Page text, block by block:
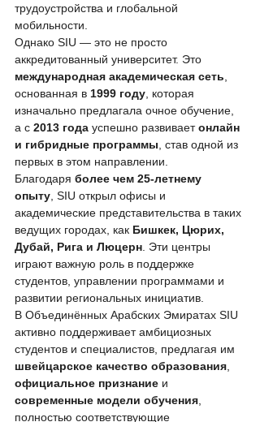
трудоустройства и глобальной
мобильности.
Однако SIU — это не просто
аккредитованный университет. Это
международная академическая сеть
основанная в 1999 году , которая
изначально предлагала очное обучение,
а с 2013 года успешно развивает онлайн
и гибридные программы , став одной из
первых в этом направлении.
Благодаря более чем 25-летнему
опыту , SIU открыл офисы и
академические представительства в таких
ведущих городах, как Бишкек, Цюрих,
Дубай, Рига и Люцерн . Эти центры
играют важную роль в поддержке
студентов, управлении программами и
развитии региональных инициатив.
В Объединённых Арабских Эмиратах SIU
активно поддерживает амбициозных
студентов и специалистов, предлагая им
швейцарское качество образования
официальное признание и
современные модели обучения
полностью соответствующие